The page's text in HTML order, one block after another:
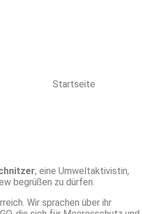
Startseite
, eine Umweltaktivistin,
begrüßen zu dürfen.
Wir sprachen über ihr